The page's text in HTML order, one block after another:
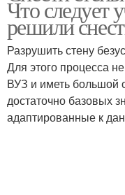
Ремонт в
доме
Что следует
решили
Разрушить стену
Для этого процесса
ВУЗ и иметь большой
достаточно базовых
адаптированные к